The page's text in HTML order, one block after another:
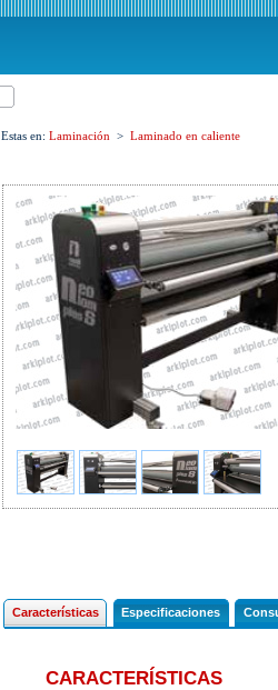
Estas en: Laminación > Laminado en caliente
Características Especificaciones
CARACTERÍSTICAS